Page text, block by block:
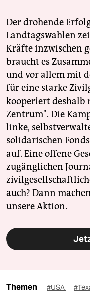
Der drohende
Landtagswahlen
Kräfte inzwischen
braucht es
und vor allem mit
für eine starke
kooperiert
Zentrum". Die
linke,
solidarischen
auf. Eine offene
zugänglichen
auch? Dann
unsere Aktion.
Themen #USA